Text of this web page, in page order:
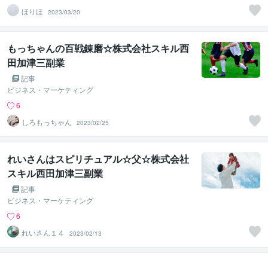
ほりほ
2023/03/20
もっちゃんの百戦錬磨☆株式会社スキル西
田加津三副業
記事
ビジネス・マーケティング
6
しろもっちゃん
2023/02/25
れいさんはスピリチュアル☆父☆株式会社
スキル西田加津三副業
記事
ビジネス・マーケティング
6
れいさん１４
2023/02/13